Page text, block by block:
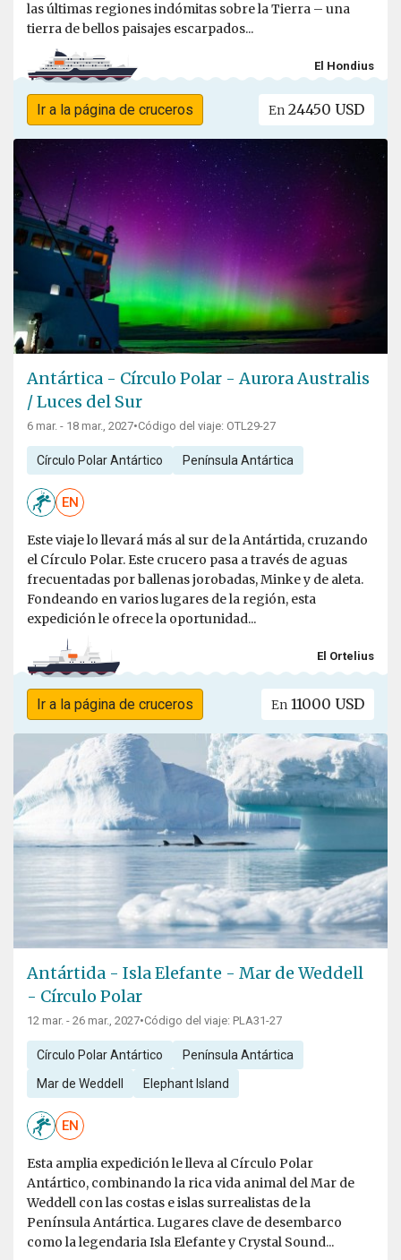
las últimas regiones indómitas sobre la Tierra – una
tierra de bellos paisajes escarpados...
El Hondius
Ir a la página de cruceros En 24450 USD
Antártica - Círculo Polar - Aurora Australis
/ Luces del Sur
6 mar. - 18 mar., 2027•Código del viaje: OTL29-27
Círculo Polar Antártico Península Antártica
EN
Este viaje lo llevará más al sur de la Antártida, cruzando
el Círculo Polar. Este crucero pasa a través de aguas
frecuentadas por ballenas jorobadas, Minke y de aleta.
Fondeando en varios lugares de la región, esta
expedición le ofrece la oportunidad...
El Ortelius
Ir a la página de cruceros En 11000 USD
Antártida - Isla Elefante - Mar de Weddell
- Círculo Polar
12 mar. - 26 mar., 2027•Código del viaje: PLA31-27
Círculo Polar Antártico Península Antártica
Mar de Weddell Elephant Island
EN
Esta amplia expedición le lleva al Círculo Polar
Antártico, combinando la rica vida animal del Mar de
Weddell con las costas e islas surrealistas de la
Península Antártica. Lugares clave de desembarco
como la legendaria Isla Elefante y Crystal Sound...